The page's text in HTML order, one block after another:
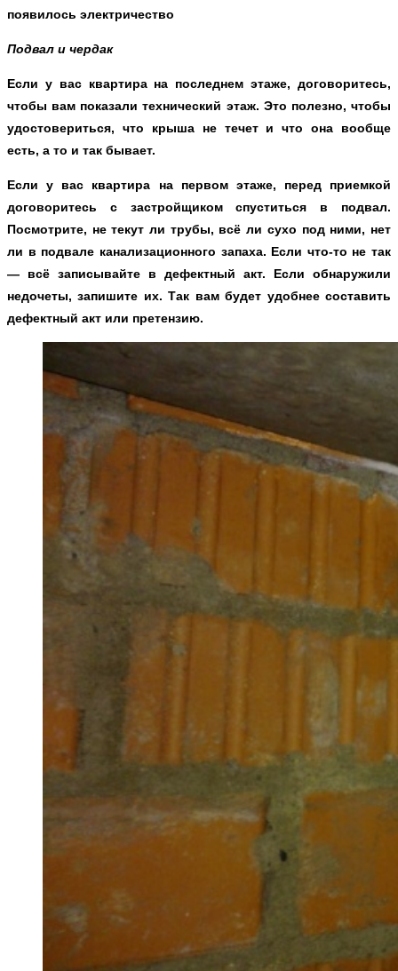
появилось электричество
Подвал и чердак
Если у вас квартира на последнем этаже, договоритесь,
чтобы вам показали технический этаж. Это полезно, чтобы
удостовериться, что крыша не течет и что она вообще
есть, а то и так бывает.
Если у вас квартира на первом этаже, перед приемкой
договоритесь с застройщиком спуститься в подвал.
Посмотрите, не текут ли трубы, всё ли сухо под ними, нет
ли в подвале канализационного запаха. Если что-то не так
— всё записывайте в дефектный акт. Если обнаружили
недочеты, запишите их. Так вам будет удобнее составить
дефектный акт или претензию.